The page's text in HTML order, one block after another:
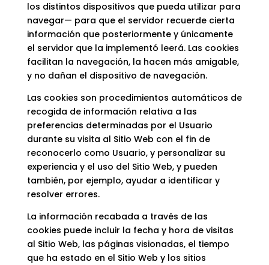
los distintos dispositivos que pueda utilizar para
navegar— para que el servidor recuerde cierta
información que posteriormente y únicamente
el servidor que la implementó leerá. Las cookies
facilitan la navegación, la hacen más amigable,
y no dañan el dispositivo de navegación.
Las cookies son procedimientos automáticos de
recogida de información relativa a las
preferencias determinadas por el Usuario
durante su visita al Sitio Web con el fin de
reconocerlo como Usuario, y personalizar su
experiencia y el uso del Sitio Web, y pueden
también, por ejemplo, ayudar a identificar y
resolver errores.
La información recabada a través de las
cookies puede incluir la fecha y hora de visitas
al Sitio Web, las páginas visionadas, el tiempo
que ha estado en el Sitio Web y los sitios